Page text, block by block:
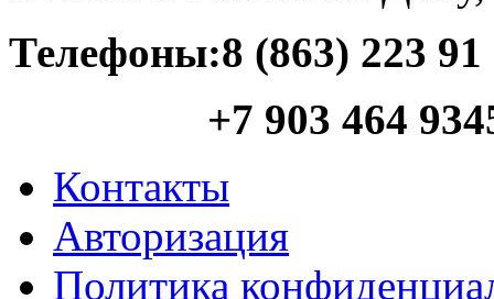
Телефоны:8 (863) 223 91
+7 903 464
Контакты
Авторизация
Политика